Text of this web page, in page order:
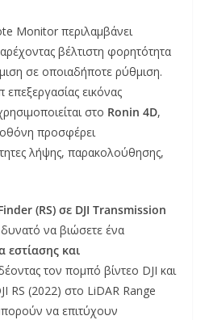
Monitor περιλαμβάνει
βέλτιστη φορητότητα
σε οποιαδήποτε ρύθμιση.
εικόνας
στο Ronin 4D,
προσφέρει
λήψης, παρακολούθησης,
(RS) σε DJI Transmission
δυνατό να βιώσετε ένα
εστίασης και
τον πομπό βίντεο DJI και
RS (2022) στο LiDAR Range
να επιτύχουν